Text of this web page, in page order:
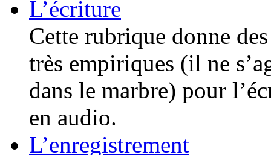
L’écriture
Cette rubrique donne
très empiriques (il ne
dans le marbre) pour
en audio.
L’enregistrement